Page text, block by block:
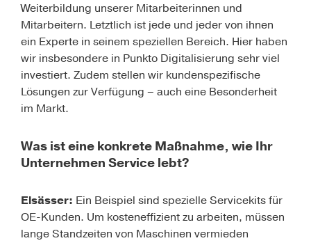
Weiterbildung unserer Mitarbeiterinnen und
Mitarbeitern. Letztlich ist jede und jeder von ihnen
ein Experte in seinem speziellen Bereich. Hier haben
wir insbesondere in Punkto Digitalisierung sehr viel
investiert. Zudem stellen wir kundenspezifische
Lösungen zur Verfügung – auch eine Besonderheit
im Markt.
Was ist eine konkrete Maßnahme, wie Ihr
Unternehmen Service lebt?
Elsässer: Ein Beispiel sind spezielle Servicekits für
OE-Kunden. Um kosteneffizient zu arbeiten, müssen
lange Standzeiten von Maschinen vermieden